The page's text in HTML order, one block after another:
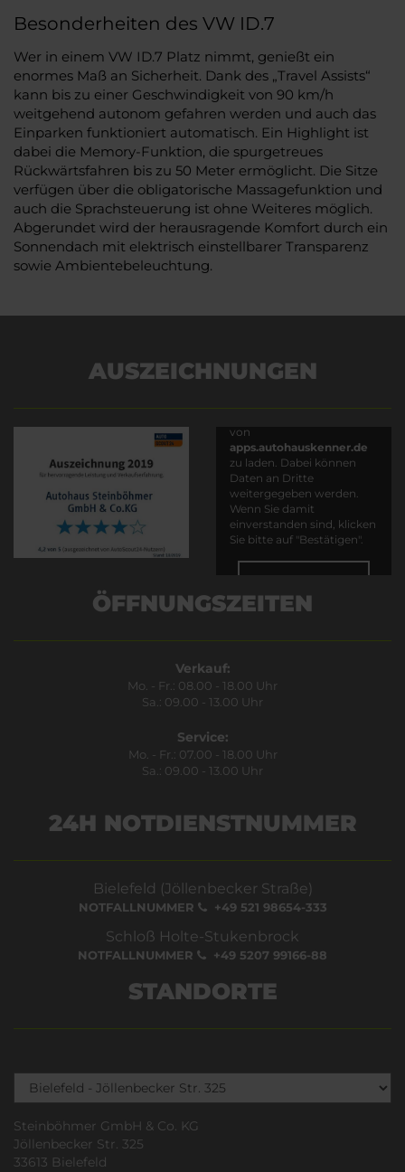
Besonderheiten des VW ID.7
Wer in einem VW ID.7 Platz nimmt, genießt ein
enormes Maß an Sicherheit. Dank des „Travel Assists“
kann bis zu einer Geschwindigkeit von 90 km/h
weitgehend autonom gefahren werden und auch das
Einparken funktioniert automatisch. Ein Highlight ist
dabei die Memory-Funktion, die spurgetreues
Rückwärtsfahren bis zu 50 Meter ermöglicht. Die Sitze
verfügen über die obligatorische Massagefunktion und
auch die Sprachsteuerung ist ohne Weiteres möglich.
Abgerundet wird der herausragende Komfort durch ein
Sonnendach mit elektrisch einstellbarer Transparenz
sowie Ambientebeleuchtung.
AUSZEICHNUNGEN
von
apps.autohauskenner.de
zu laden. Dabei können
Daten an Dritte
weitergegeben werden.
Wenn Sie damit
einverstanden sind, klicken
Sie bitte auf "Bestätigen".
ÖFFNUNGSZEITEN
Verkauf:
Mo. - Fr.: 08.00 - 18.00 Uhr
Sa.: 09.00 - 13.00 Uhr
Service:
Mo. - Fr.: 07.00 - 18.00 Uhr
Sa.: 09.00 - 13.00 Uhr
24H NOTDIENSTNUMMER
Bielefeld (Jöllenbecker Straße)
NOTFALLNUMMER +49 521 98654-333
Schloß Holte-Stukenbrock
NOTFALLNUMMER +49 5207 99166-88
STANDORTE
Steinböhmer GmbH & Co. KG
Jöllenbecker Str. 325
33613 Bielefeld